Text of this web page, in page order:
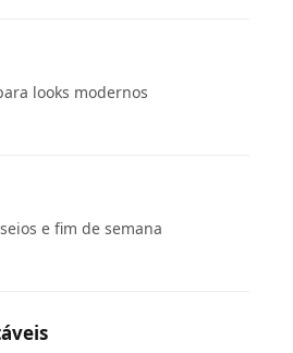
looks modernos
e fim de semana